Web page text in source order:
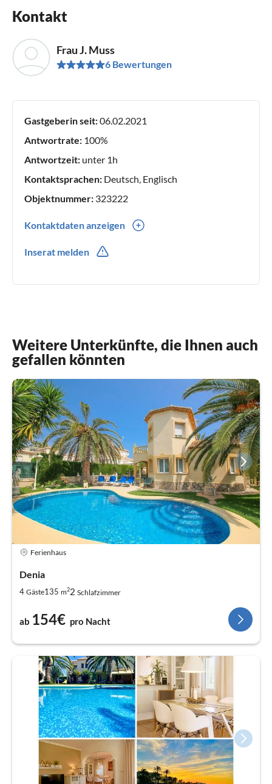
Kontakt
Frau J. Muss
6 Bewertungen
Gastgeberin seit:06.02.2021
Antwortrate: 100%
Antwortzeit: unter 1h
Kontaktsprachen: Deutsch, Englisch
Objektnummer: 323222
Kontaktdaten anzeigen
Inserat melden
Weitere Unterkünfte, die Ihnen auch
gefallen könnten
Ferienhaus
Denia
4 Gäste135 m22 Schlafzimmer
ab 154€ pro Nacht